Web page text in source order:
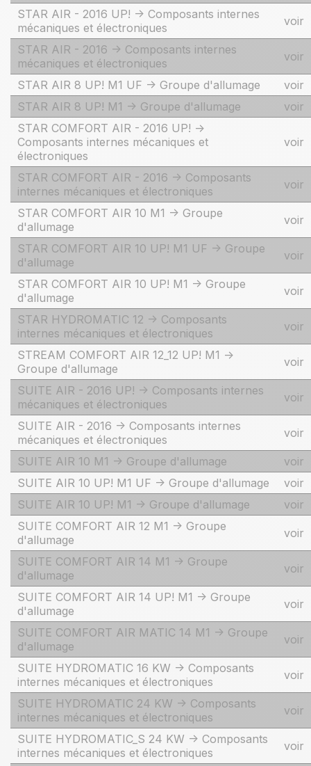
STAR AIR - 2016 UP! -> Composants internes
mécaniques et électroniques
voir
STAR AIR - 2016 -> Composants internes
mécaniques et électroniques
voir
STAR AIR 8 UP! M1 UF -> Groupe d'allumage
voir
STAR AIR 8 UP! M1 -> Groupe d'allumage
voir
STAR COMFORT AIR - 2016 UP! ->
Composants internes mécaniques et
électroniques
voir
STAR COMFORT AIR - 2016 -> Composants
internes mécaniques et électroniques
voir
STAR COMFORT AIR 10 M1 -> Groupe
d'allumage
voir
STAR COMFORT AIR 10 UP! M1 UF -> Groupe
d'allumage
voir
STAR COMFORT AIR 10 UP! M1 -> Groupe
d'allumage
voir
STAR HYDROMATIC 12 -> Composants
internes mécaniques et électroniques
voir
STREAM COMFORT AIR 12_12 UP! M1 ->
Groupe d'allumage
voir
SUITE AIR - 2016 UP! -> Composants internes
mécaniques et électroniques
voir
SUITE AIR - 2016 -> Composants internes
mécaniques et électroniques
voir
SUITE AIR 10 M1 -> Groupe d'allumage
voir
SUITE AIR 10 UP! M1 UF -> Groupe d'allumage
voir
SUITE AIR 10 UP! M1 -> Groupe d'allumage
voir
SUITE COMFORT AIR 12 M1 -> Groupe
d'allumage
voir
SUITE COMFORT AIR 14 M1 -> Groupe
d'allumage
voir
SUITE COMFORT AIR 14 UP! M1 -> Groupe
d'allumage
voir
SUITE COMFORT AIR MATIC 14 M1 -> Groupe
d'allumage
voir
SUITE HYDROMATIC 16 KW -> Composants
internes mécaniques et électroniques
voir
SUITE HYDROMATIC 24 KW -> Composants
internes mécaniques et électroniques
voir
SUITE HYDROMATIC_S 24 KW -> Composants
internes mécaniques et électroniques
voir